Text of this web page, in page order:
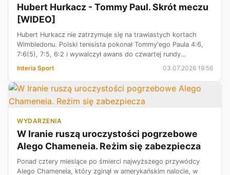
Hubert Hurkacz - Tommy Paul. Skrót meczu
[WIDEO]
Hubert Hurkacz nie zatrzymuje się na trawiastych kortach
Wimbledonu. Polski tenisista pokonał Tommy'ego Paula 4:6,
7:6(5), 7:5, 6:2 i wywalczył awans do czwartej rundy
wielkoszlemowego turnieju.
Interia Sport 03.07.2026 19:56
WYDARZENIA
W Iranie ruszą uroczystości pogrzebowe
Alego Chameneia. Reżim się zabezpiecza
Ponad cztery miesiące po śmierci najwyższego przywódcy
Alego Chameneia, który zginął w amerykańskim nalocie, w